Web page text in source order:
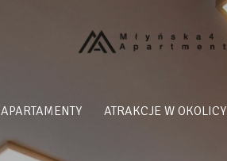
APARTAMENTY ATRAKCJE W OKOLICY